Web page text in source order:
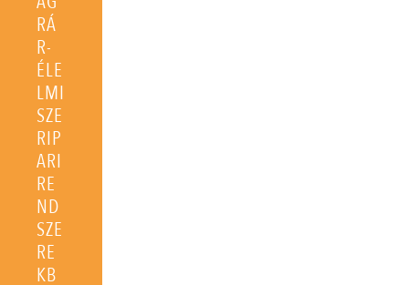
RÁ
R-
ÉLE
LMI
SZE
RIP
ARI
RE
ND
SZE
RE
KB